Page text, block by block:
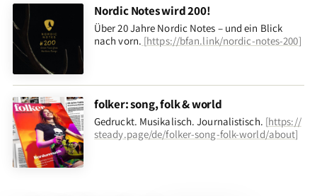
Nordic Notes wird 200!
Über 20 Jahre Nordic Notes – und ein Blick
nach vorn. [https://bfan.link/nordic-notes-200]
folker: song, folk & world
Gedruckt. Musikalisch. Journalistisch. [https://
steady.page/de/folker-song-folk-world/about]